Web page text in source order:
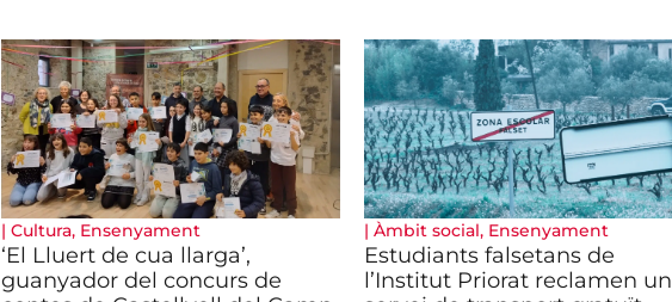
| Cultura, Ensenyament
‘El Lluert de cua llarga’,
guanyador del concurs de
| Àmbit social, Ensenyament
Estudiants falsetans de
l’Institut Priorat reclamen un